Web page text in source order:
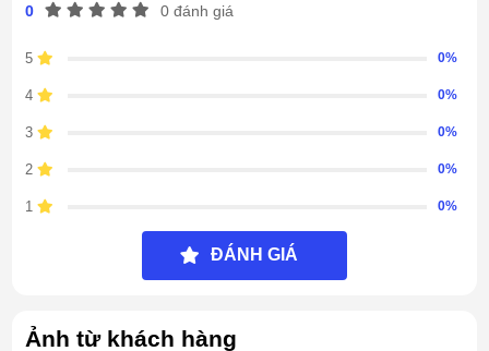
0 0 đánh giá
5 0%
4 0%
3 0%
2 0%
1 0%
ĐÁNH GIÁ
Ảnh từ khách hàng